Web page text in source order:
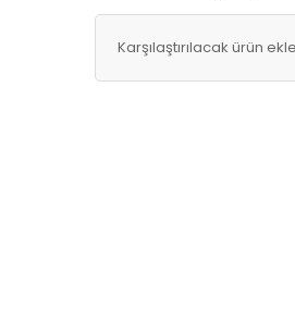
Karşılaştırılacak ürün